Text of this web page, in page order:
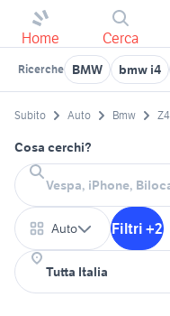
Home Cerca
Ricerche BMW bmw i4
Subito Auto Bmw Z4
Cosa cerchi?
Auto Filtri +2